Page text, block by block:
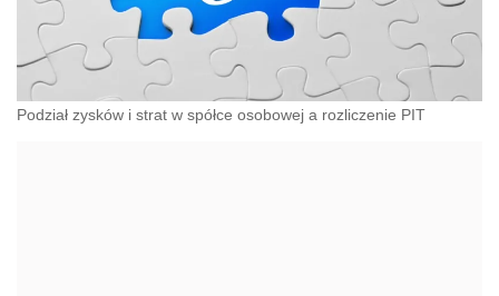
Podział zysków i strat w spółce osobowej a rozliczenie PIT